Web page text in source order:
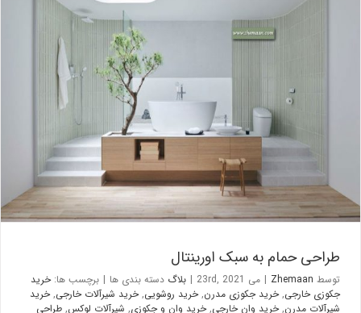
طراحی حمام به سبک اورینتال
بلاگ
طراحی حمام به سبک اورینتال
توسطZhemaan
| می 23rd, 2021 | بلاگدسته بندی ها برچسب ها: خرید
جکوزی خارجی,خرید جکوزی مدرن,خرید روشویی,خرید شیرآلات خارجی,خرید
شیرآلات مدرن,خرید وان خارجی,خرید وان و جکوزی,شیرآلات لوکس,طراحی